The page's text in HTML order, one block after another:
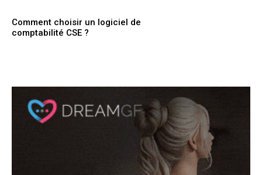
Comment choisir un logiciel de
comptabilité CSE ?